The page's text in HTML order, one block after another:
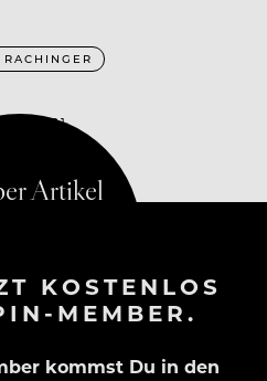
19, 2021
KOSTENLOS
MEMBER.
kommst Du in den